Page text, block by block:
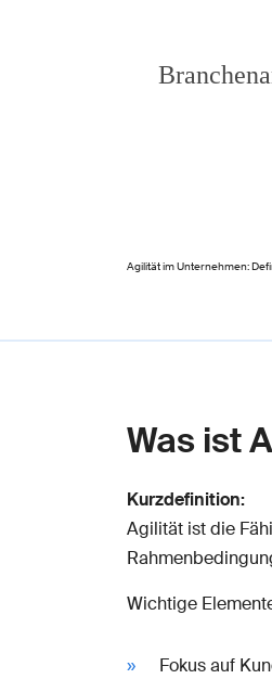
Agilität im Unternehmen:
Was ist
Kurzdefinition:
Agilität ist die
Wichtige
Fokus auf